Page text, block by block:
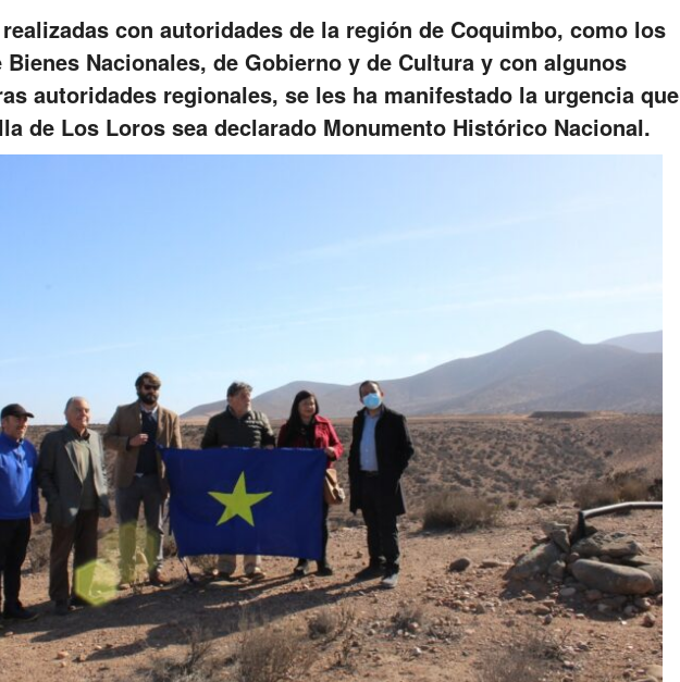
con autoridades de la región de Coquimbo, como los
Bienes Nacionales, de Gobierno y de Cultura y con algunos
autoridades regionales, se les ha manifestado la urgencia que
de Los Loros sea declarado Monumento Histórico Nacional.